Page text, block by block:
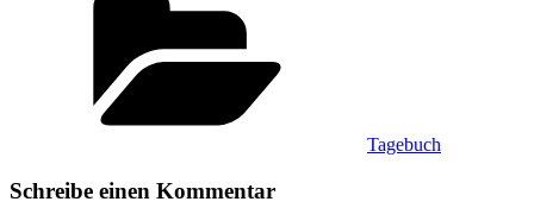
Tagebuch
Schreibe einen Kommentar